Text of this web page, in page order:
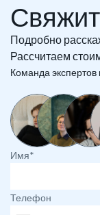
Подробно
Рассчитаем
Команда
Имя*
Телефон